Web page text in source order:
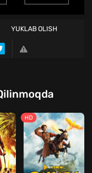
YUKLAB OLISH
HD